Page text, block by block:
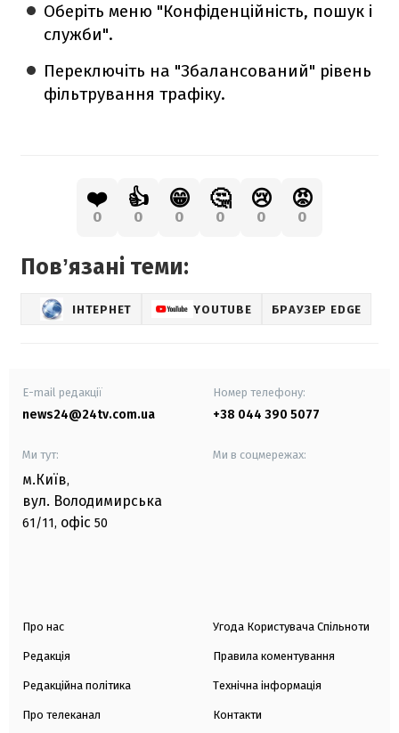
Оберіть меню "Конфіденційність, пошук і
служби".
Переключіть на "Збалансований" рівень
фільтрування трафіку.
❤️
0
👍
0
😁
0
🤔
0
😢
0
😡
0
Повʼязані теми:
ІНТЕРНЕТ YOUTUBE БРАУЗЕР EDGE
E-mail редакції
news24@24tv.com.ua
Номер телефону:
+38 044 390 5077
Ми тут:
м.Київ,
вул. Володимирська
61/11, офіс 50
Ми в соцмережах:
Про нас
Редакція
Редакційна політика
Про телеканал
Угода Користувача Спільноти
Правила коментування
Технічна інформація
Контакти